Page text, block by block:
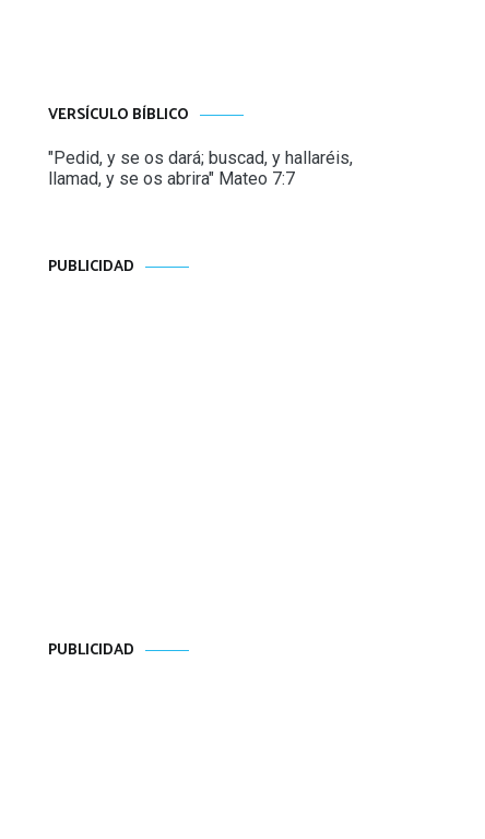
VERSÍCULO BÍBLICO
"Pedid, y se os dará; buscad, y hallaréis,
llamad, y se os abrira" Mateo 7:7
PUBLICIDAD
PUBLICIDAD